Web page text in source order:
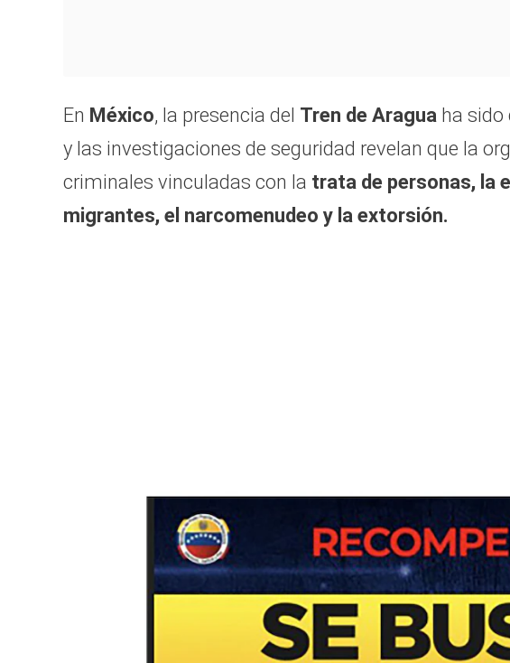
En México, la presencia del Tren de Aragua ha sido
y las investigaciones de seguridad revelan que la
criminales vinculadas con la trata de personas, la
migrantes, el narcomenudeo y la extorsión.